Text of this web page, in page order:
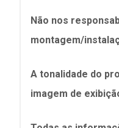
Não nos
montagem/
A tonalidade do
imagem de